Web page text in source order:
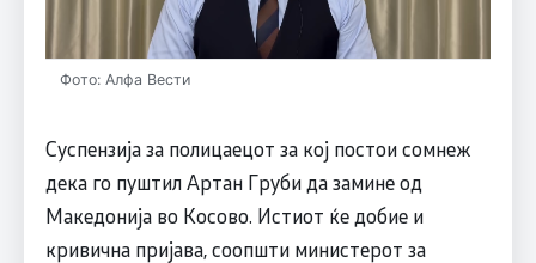
Фото: Алфа Вести
Суспензија за полицаецот за кој постои сомнеж
дека го пуштил Артан Груби да замине од
Македонија во Косово. Истиот ќе добие и
кривична пријава, соопшти министерот за